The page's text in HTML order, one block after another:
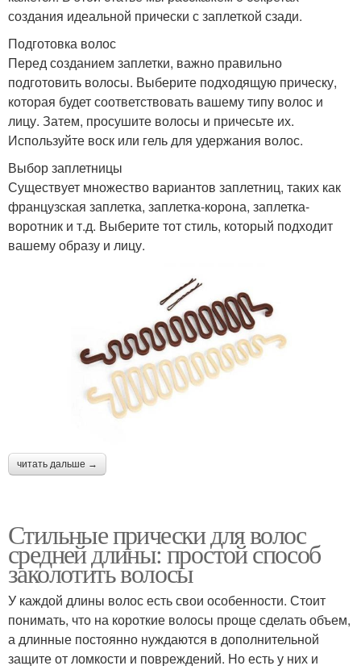
создания идеальной прически с заплеткой сзади.
Подготовка волос
Перед созданием заплетки, важно правильно
подготовить волосы. Выберите подходящую прическу,
которая будет соответствовать вашему типу волос и
лицу. Затем, просушите волосы и причесьте их.
Используйте воск или гель для удержания волос.
Выбор заплетницы
Существует множество вариантов заплетниц, таких как
французская заплетка, заплетка-корона, заплетка-
воротник и т.д. Выберите тот стиль, который подходит
вашему образу и лицу.
читать дальше →
Стильные прически для волос
средней длины: простой способ
заколотить волосы
У каждой длины волос есть свои особенности. Стоит
понимать, что на короткие волосы проще сделать объем,
а длинные постоянно нуждаются в дополнительной
защите от ломкости и повреждений. Но есть у них и